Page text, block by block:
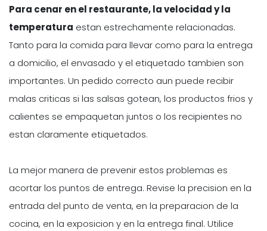
Para cenar en el restaurante, la velocidad y la
temperatura estan estrechamente relacionadas.
Tanto para la comida para llevar como para la entrega
a domicilio, el envasado y el etiquetado tambien son
importantes. Un pedido correcto aun puede recibir
malas criticas si las salsas gotean, los productos frios y
calientes se empaquetan juntos o los recipientes no
estan claramente etiquetados.
La mejor manera de prevenir estos problemas es
acortar los puntos de entrega. Revise la precision en la
entrada del punto de venta, en la preparacion de la
cocina, en la exposicion y en la entrega final. Utilice